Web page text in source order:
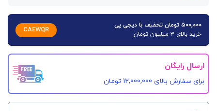
۵۰۰,۰۰۰ تومان تخفیف با دیجی پی
خرید بالای 3 میلیون تومان
CAEWQR
ارسال رایگان
برای سفارش‌ بالای 12,000,000 تومان